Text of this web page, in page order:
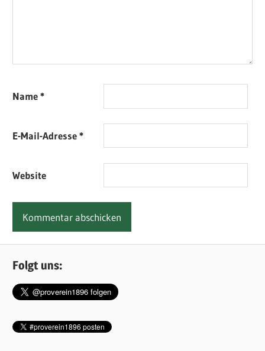
Name*
E-Mail-Adresse*
Website
Folgt uns: